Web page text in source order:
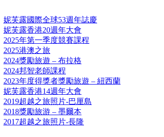
妮芙露國際全球53週年誌慶
妮芙露香港20週年大會
2025年第一季度競賽課程
2025港澳之旅
2024獎勵旅遊 – 布拉格
2024邦智老師課程
2023年度得獎者獎勵旅遊 – 紐西蘭
妮芙露香港14週年大會
2019超越之旅照片-巴厘島
2018獎勵旅游 – 墨爾本
2017超越之旅照片-長隆